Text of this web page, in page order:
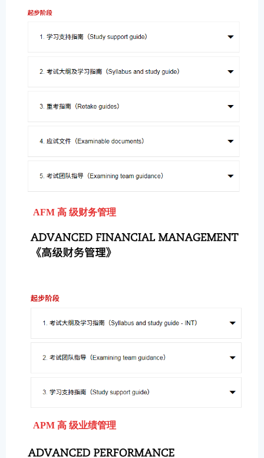
AFM 高 级财务管理
APM 高 级业绩管理